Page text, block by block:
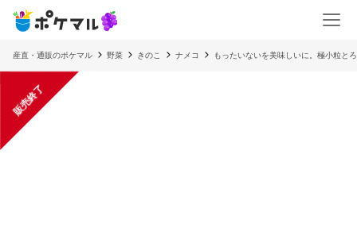
産直・通販のポケマル 野菜 きのこ ナメコ もったいないを美味しいに。極小粒と
販売終了